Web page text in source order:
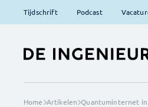
Tijdschrift Podcast
Home Artikelen Quantuminternet in